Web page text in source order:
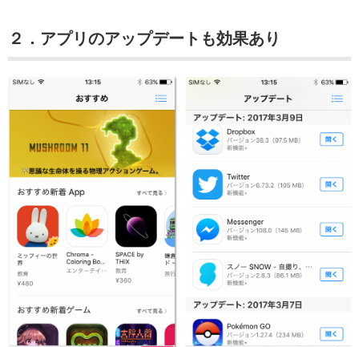
２．アプリのアップデートも効果あり